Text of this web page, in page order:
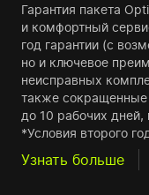
Гарантия пакета
и комфортный
год гарантии (с
но и ключевое
неисправных
также сокращенные
до 10 рабочих
*Условия второго
Узнать больше